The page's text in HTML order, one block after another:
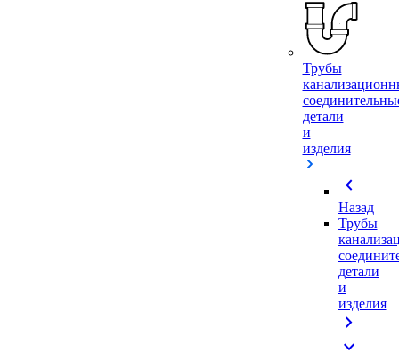
Трубы
детали
и
изделия
chevron_left
Назад
Трубы
детали
и
изделия
chevron_right
expand_more